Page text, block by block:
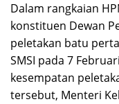
Dalam rangkaian
konstituen Dewan
peletakan batu
SMSI pada 7
kesempatan
tersebut, Menteri